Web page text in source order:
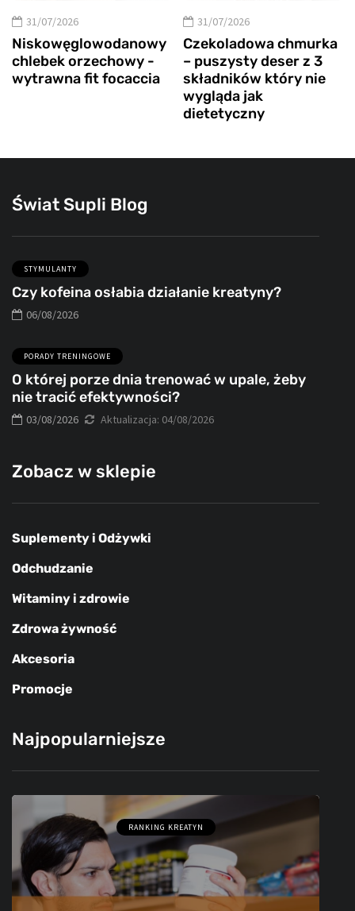
31/07/2026
Niskowęglowodanowy
chlebek orzechowy -
wytrawna fit focaccia
31/07/2026
Czekoladowa chmurka
– puszysty deser z 3
składników który nie
wygląda jak
dietetyczny
Świat Supli Blog
STYMULANTY
Czy kofeina osłabia działanie kreatyny?
06/08/2026
PORADY TRENINGOWE
O której porze dnia trenować w upale, żeby
nie tracić efektywności?
03/08/2026 Aktualizacja: 04/08/2026
Zobacz w sklepie
Suplementy i Odżywki
Odchudzanie
Witaminy i zdrowie
Zdrowa żywność
Akcesoria
Promocje
Najpopularniejsze
RANKING KREATYN